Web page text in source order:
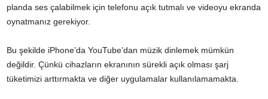
planda ses çalabilmek için telefonu açık tutmalı ve videoyu ekranda
oynatmanız gerekiyor.
Bu şekilde iPhone’da YouTube’dan müzik dinlemek mümkün
değildir. Çünkü cihazların ekranının sürekli açık olması şarj
tüketimizi arttırmakta ve diğer uygulamalar kullanılamamakta.